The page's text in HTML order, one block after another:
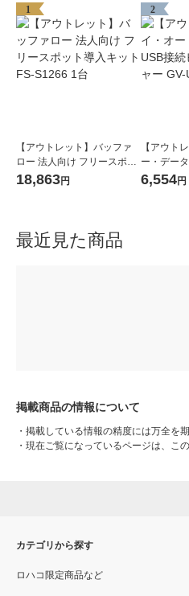
1
【アウトレット】バッファ
ロー 法人向け フリースポッ
ト導入キット FS-S1266 1台
18,863円
2
【アウト
ー・デー
デオキャ
6,554円
最近見た商品
掲載商品の情報について
・ 掲載している情報の精度には万全を
・ 現在ご覧になっているページは、こ
カテゴリから探す
ロハコ限定商品など